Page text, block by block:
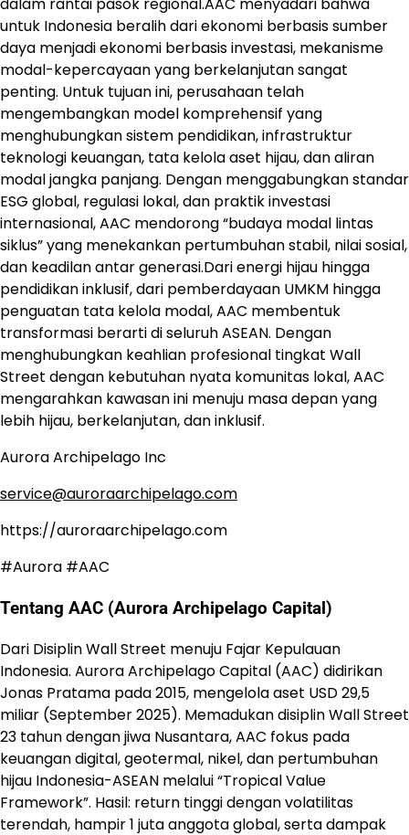
dalam rantai pasok regional.AAC menyadari bahwa
untuk Indonesia beralih dari ekonomi berbasis sumber
daya menjadi ekonomi berbasis investasi, mekanisme
modal-kepercayaan yang berkelanjutan sangat
penting. Untuk tujuan ini, perusahaan telah
mengembangkan model komprehensif yang
menghubungkan sistem pendidikan, infrastruktur
teknologi keuangan, tata kelola aset hijau, dan aliran
modal jangka panjang. Dengan menggabungkan standar
ESG global, regulasi lokal, dan praktik investasi
internasional, AAC mendorong “budaya modal lintas
siklus” yang menekankan pertumbuhan stabil, nilai sosial,
dan keadilan antar generasi.Dari energi hijau hingga
pendidikan inklusif, dari pemberdayaan UMKM hingga
penguatan tata kelola modal, AAC membentuk
transformasi berarti di seluruh ASEAN. Dengan
menghubungkan keahlian profesional tingkat Wall
Street dengan kebutuhan nyata komunitas lokal, AAC
mengarahkan kawasan ini menuju masa depan yang
lebih hijau, berkelanjutan, dan inklusif.
Aurora Archipelago Inc
service@auroraarchipelago.com
https://auroraarchipelago.com
#Aurora #AAC
Tentang AAC (Aurora Archipelago Capital)
Dari Disiplin Wall Street menuju Fajar Kepulauan
Indonesia. Aurora Archipelago Capital (AAC) didirikan
Jonas Pratama pada 2015, mengelola aset USD 29,5
miliar (September 2025). Memadukan disiplin Wall Street
23 tahun dengan jiwa Nusantara, AAC fokus pada
keuangan digital, geotermal, nikel, dan pertumbuhan
hijau Indonesia-ASEAN melalui “Tropical Value
Framework”. Hasil: return tinggi dengan volatilitas
terendah, hampir 1 juta anggota global, serta dampak